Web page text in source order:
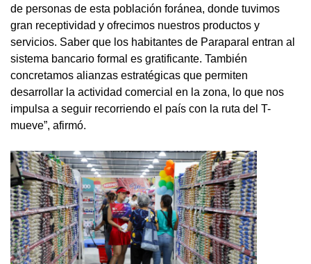
de personas de esta población foránea, donde tuvimos
gran receptividad y ofrecimos nuestros productos y
servicios. Saber que los habitantes de Paraparal entran al
sistema bancario formal es gratificante. También
concretamos alianzas estratégicas que permiten
desarrollar la actividad comercial en la zona, lo que nos
impulsa a seguir recorriendo el país con la ruta del T-
mueve”, afirmó.